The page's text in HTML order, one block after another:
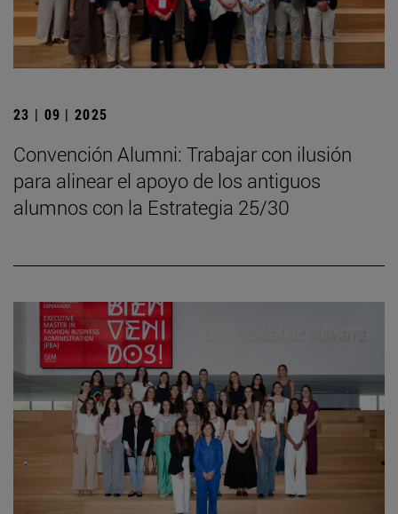
23 | 09 | 2025
Convención Alumni: Trabajar con ilusión
para alinear el apoyo de los antiguos
alumnos con la Estrategia 25/30